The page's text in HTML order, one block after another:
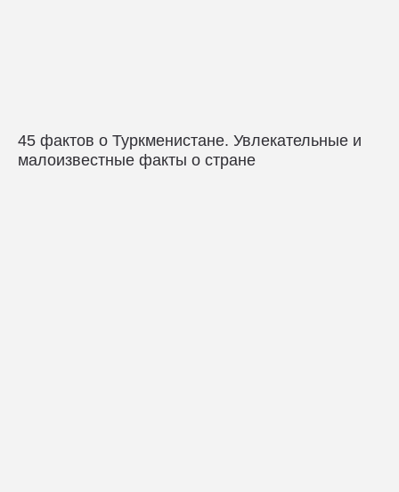
45 фактов о Туркменистане. Увлекательные и
малоизвестные факты о стране